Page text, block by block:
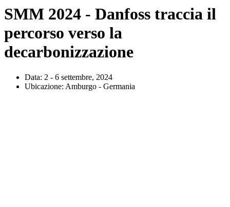
SMM 2024 - Danfoss traccia il
percorso verso la
decarbonizzazione
Data: 2 - 6 settembre, 2024
Ubicazione: Amburgo - Germania